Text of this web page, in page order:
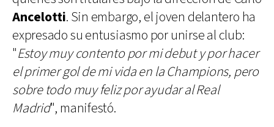
Ancelotti. Sin embargo, el joven delantero ha
expresado su entusiasmo por unirse al club:
"Estoy muy contento por mi debut y por hacer
el primer gol de mi vida en la Champions, pero
sobre todo muy feliz por ayudar al Real
Madrid", manifestó.